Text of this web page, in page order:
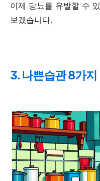
이제 당뇨를 유발할 수
보겠습니다.
3. 나쁜습관 8가지